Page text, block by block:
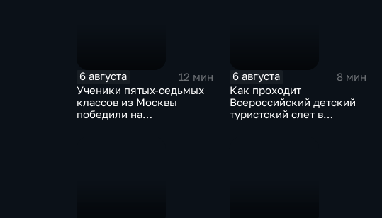
6 августа
12 мин
Ученики пятых-седьмых
классов из Москвы
победили на
6 августа
8 мин
Как проходит
Всероссийский детский
туристский слет в